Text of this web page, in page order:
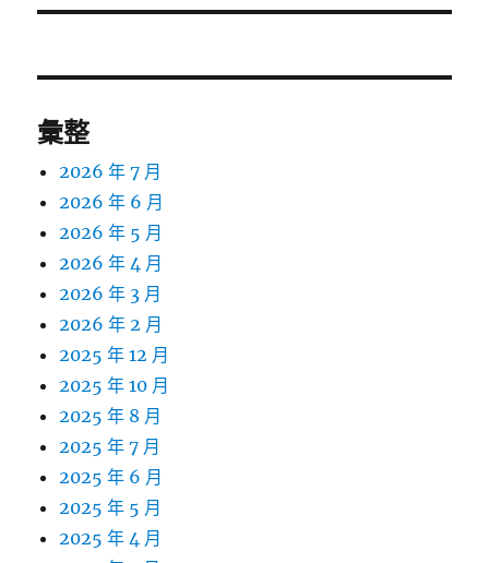
文
彙整
2026 年 7 月
2026 年 6 月
2026 年 5 月
2026 年 4 月
2026 年 3 月
2026 年 2 月
2025 年 12 月
2025 年 10 月
2025 年 8 月
2025 年 7 月
2025 年 6 月
2025 年 5 月
2025 年 4 月